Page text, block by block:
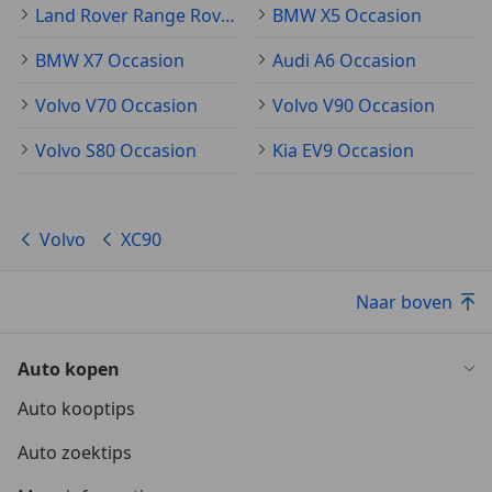
Land Rover Range Rover Sport Occasion
BMW X5 Occasion
BMW X7 Occasion
Audi A6 Occasion
Volvo V70 Occasion
Volvo V90 Occasion
Volvo S80 Occasion
Kia EV9 Occasion
Volvo XC90
Naar boven
Auto kopen
Auto kooptips
Auto zoektips